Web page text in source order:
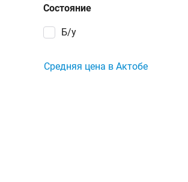
Состояние
Б/у
Средняя цена в Актобе